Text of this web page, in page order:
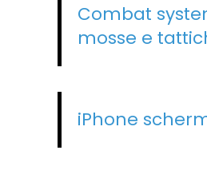
Combat
mosse e
iPhone